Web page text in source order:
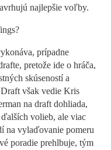
najlepšie voľby.
prípadne
pretože ide o hráča,
skúseností a
však vedie Kris
na draft dohliada,
volieb, ale viac
na vylaďovanie pomeru
poradie prehlbuje, tým